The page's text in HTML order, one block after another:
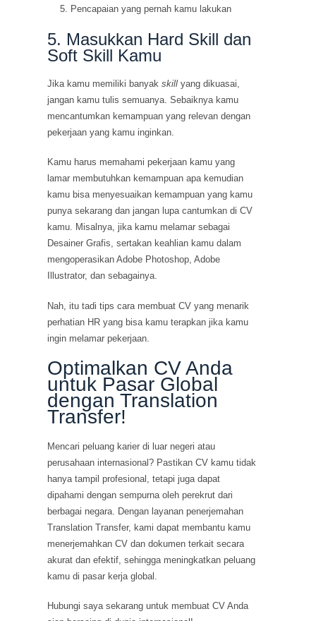
Pencapaian yang pernah kamu lakukan
5. Masukkan Hard Skill dan
Soft Skill Kamu
Jika kamu memiliki banyakskillyang dikuasai,
jangan kamu tulis semuanya. Sebaiknya kamu
mencantumkan kemampuan yang relevan dengan
pekerjaan yang kamu inginkan.
Kamu harus memahami pekerjaan kamu yang
lamar membutuhkan kemampuan apa kemudian
kamu bisa menyesuaikan kemampuan yang kamu
punya sekarang dan jangan lupa cantumkan di CV
kamu. Misalnya, jika kamu melamar sebagai
Desainer Grafis, sertakan keahlian kamu dalam
mengoperasikan Adobe Photoshop, Adobe
Illustrator, dan sebagainya.
Nah, itu tadi tips cara membuat CV yang menarik
perhatian HR yang bisa kamu terapkan jika kamu
ingin melamar pekerjaan.
Optimalkan CV Anda
untuk Pasar Global
dengan Translation
Transfer!
Mencari peluang karier di luar negeri atau
perusahaan internasional? Pastikan CV kamu tidak
hanya tampil profesional, tetapi juga dapat
dipahami dengan sempurna oleh perekrut dari
berbagai negara. Dengan layanan penerjemahan
Translation Transfer, kami dapat membantu kamu
menerjemahkan CV dan dokumen terkait secara
akurat dan efektif, sehingga meningkatkan peluang
kamu di pasar kerja global.
Hubungi saya sekarang untuk membuat CV Anda